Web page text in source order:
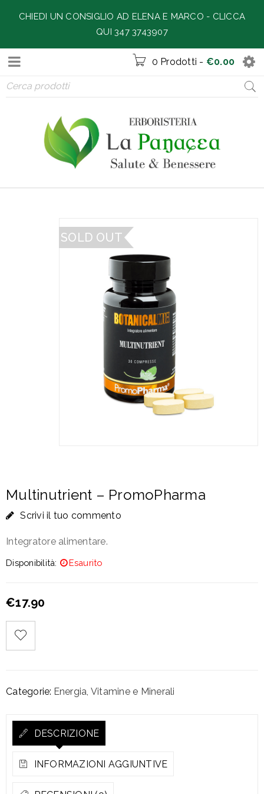
0 Prodotti - €0.00
SOLD OUT
Multinutrient – PromoPharma
Scrivi il tuo commento
Integratore alimentare.
Disponibilità: Esaurito
€17.90
Categorie: Energia, Vitamine e Minerali
DESCRIZIONE
INFORMAZIONI AGGIUNTIVE
CHIEDI UN CONSIGLIO AD ELENA E MARCO - CLICCA
QUI 347 3743907